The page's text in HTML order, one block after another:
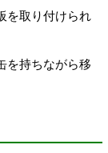
を取り付けられ
を持ちながら移